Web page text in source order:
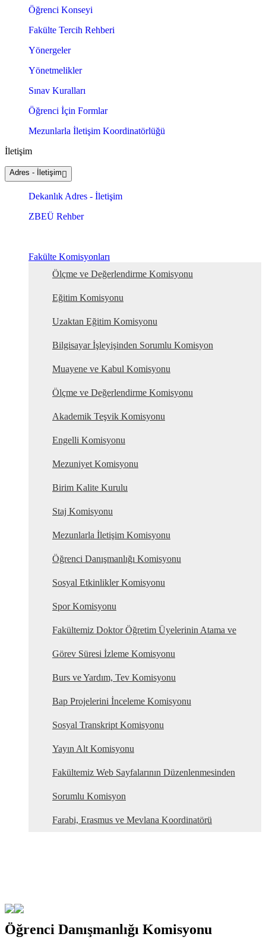
Öğrenci Konseyi
Fakülte Tercih Rehberi
Yönergeler
Yönetmelikler
Sınav Kuralları
Öğrenci İçin Formlar
Mezunlarla İletişim Koordinatörlüğü
İletişim
Adres - İletişim
Dekanlık Adres - İletişim
ZBEÜ Rehber
Fakülte Komisyonları
Ölçme ve Değerlendirme Komisyonu
Eğitim Komisyonu
Uzaktan Eğitim Komisyonu
Bilgisayar İşleyişinden Sorumlu Komisyon
Muayene ve Kabul Komisyonu
Ölçme ve Değerlendirme Komisyonu
Akademik Teşvik Komisyonu
Engelli Komisyonu
Mezuniyet Komisyonu
Birim Kalite Kurulu
Staj Komisyonu
Mezunlarla İletişim Komisyonu
Öğrenci Danışmanlığı Komisyonu
Sosyal Etkinlikler Komisyonu
Spor Komisyonu
Fakültemiz Doktor Öğretim Üyelerinin Atama ve
Görev Süresi İzleme Komisyonu
Burs ve Yardım, Tev Komisyonu
Bap Projelerini İnceleme Komisyonu
Sosyal Transkript Komisyonu
Yayın Alt Komisyonu
Fakültemiz Web Sayfalarının Düzenlenmesinden
Sorumlu Komisyon
Farabi, Erasmus ve Mevlana Koordinatörü
Öğrenci Danışmanlığı Komisyonu